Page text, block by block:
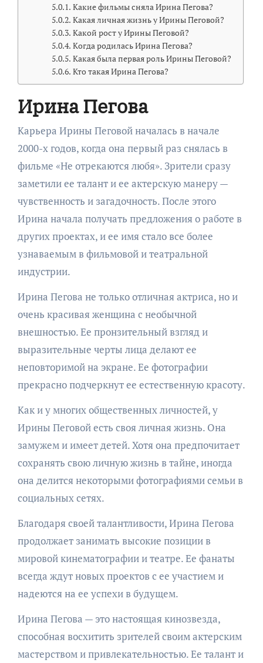
Какие фильмы сняла Ирина Пегова?
Какая личная жизнь у Ирины Пеговой?
Какой рост у Ирины Пеговой?
Когда родилась Ирина Пегова?
Какая была первая роль Ирины Пеговой?
Кто такая Ирина Пегова?
Ирина Пегова
Карьера Ирины Пеговой началась в начале
2000-х годов, когда она первый раз снялась в
фильме «Не отрекаются любя». Зрители сразу
заметили ее талант и ее актерскую манеру —
чувственность и загадочность. После этого
Ирина начала получать предложения о работе в
других проектах, и ее имя стало все более
узнаваемым в фильмовой и театральной
индустрии.
Ирина Пегова не только отличная актриса, но и
очень красивая женщина с необычной
внешностью. Ее пронзительный взгляд и
выразительные черты лица делают ее
неповторимой на экране. Ее фотографии
прекрасно подчеркнут ее естественную красоту.
Как и у многих общественных личностей, у
Ирины Пеговой есть своя личная жизнь. Она
замужем и имеет детей. Хотя она предпочитает
сохранять свою личную жизнь в тайне, иногда
она делится некоторыми фотографиями семьи в
социальных сетях.
Благодаря своей талантливости, Ирина Пегова
продолжает занимать высокие позиции в
мировой кинематографии и театре. Ее фанаты
всегда ждут новых проектов с ее участием и
надеются на ее успехи в будущем.
Ирина Пегова — это настоящая кинозвезда,
способная восхитить зрителей своим актерским
мастерством и привлекательностью. Ее талант и